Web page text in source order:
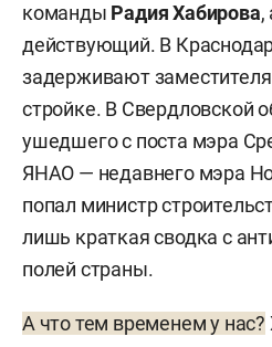
команды Радия Хабирова,
действующий. В
задерживают
стройке. В Свердловской
ушедшего с поста мэра
ЯНАО — недавнего мэра
попал министр
лишь краткая сводка с
полей страны.
А что тем временем у нас?